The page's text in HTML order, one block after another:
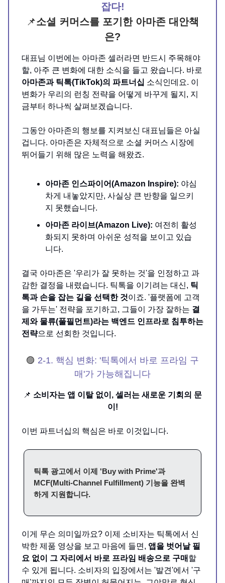
잡다!
📌소셜 커머스를 포기한 아마존 대안책
은?
대표님 이번에는 아마존 셀러라면 반드시 주목해야
할, 아주 큰 변화에 대한 소식을 들고 왔습니다. 바로
아마존과 틱톡(TikTok)의 파트너십 소식인데요. 이
변화가 우리의 런칭 전략을 어떻게 바꾸게 될지, 지
금부터 하나씩 살펴보겠습니다.
그동안 아마존의 행보를 지켜보신 대표님들은 아실
겁니다. 아마존은 자체적으로 소셜 커머스 시장에
뛰어들기 위해 많은 노력을 해왔죠.
아마존 인스파이어(Amazon Inspire): 야심
차게 내놓았지만, 사실상 큰 반향을 일으키
지 못했습니다.
아마존 라이브(Amazon Live): 여전히 활성
화되지 못하며 아쉬운 성적을 보이고 있습
니다.
결국 아마존은 '우리가 잘 못하는 것'을 인정하고 과
감한 결정을 내렸습니다. 틱톡을 이기려는 대신, 틱
톡과 손을 잡는 길을 선택한 것이죠. '플랫폼에 고객
을 가두는' 전략을 포기하고, 그들이 가장 잘하는 결
제와 물류(풀필먼트)라는 백엔드 인프라로 침투하는
전략으로 선회한 것입니다.
🟣 2-1. 핵심 변화: '틱톡에서 바로 프라임 구
매'가 가능해집니다
📌 소비자는 앱 이탈 없이, 셀러는 새로운 기회의 문
이!
이번 파트너십의 핵심은 바로 이것입니다.
틱톡 광고에서 이제 'Buy with Prime'과
MCF(Multi-Channel Fulfillment) 기능을 완벽
하게 지원합니다.
이게 무슨 의미일까요? 이제 소비자는 틱톡에서 신
박한 제품 영상을 보고 마음에 들면, 앱을 벗어날 필
요 없이 그 자리에서 바로 프라임 배송으로 구매 할
수 있게 됩니다. 소비자의 입장에서는 '발견'에서 '구